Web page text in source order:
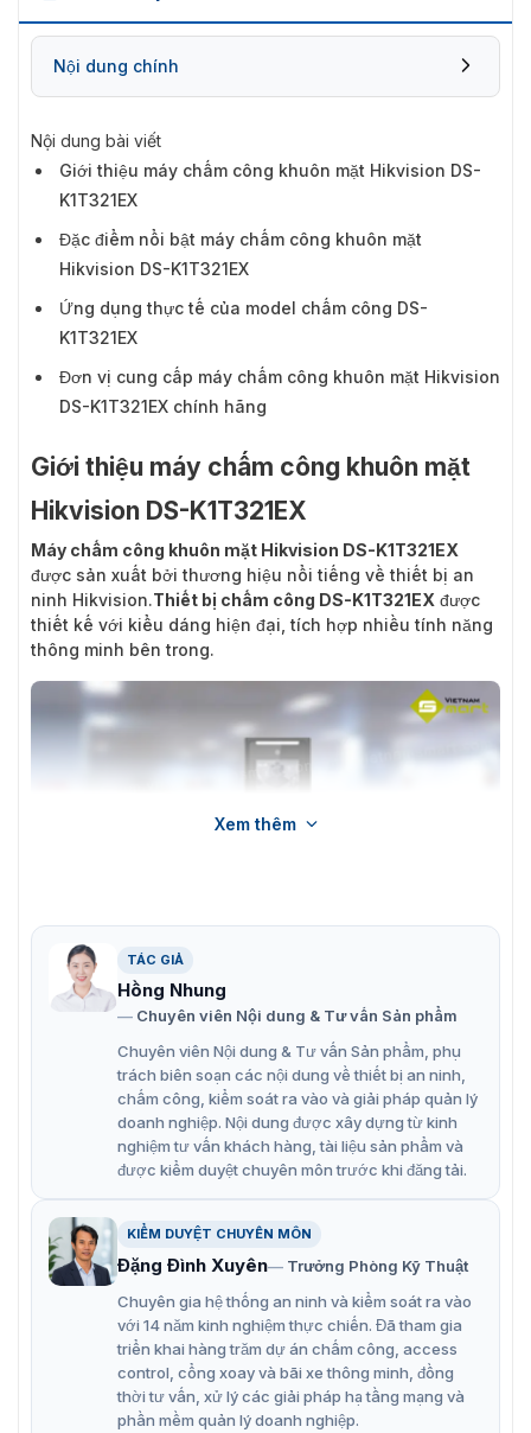
Nội dung chính
Nội dung bài viết
Giới thiệu máy chấm công khuôn mặt Hikvision DS-
K1T321EX
Đặc điểm nổi bật máy chấm công khuôn mặt
Hikvision DS-K1T321EX
Ứng dụng thực tế của model chấm công DS-
K1T321EX
Đơn vị cung cấp máy chấm công khuôn mặt Hikvision
DS-K1T321EX chính hãng
Giới thiệu máy chấm công khuôn mặt
Hikvision DS-K1T321EX
Máy chấm công khuôn mặt Hikvision DS-K1T321EX
được sản xuất bởi thương hiệu nổi tiếng về thiết bị an
ninh Hikvision.Thiết bị chấm công DS-K1T321EX được
thiết kế với kiểu dáng hiện đại, tích hợp nhiều tính năng
thông minh bên trong.
Máy chấm công khuôn mặt Hikvision DS-K1T321EX
Máy chấm công khuôn mặt DS-K1T321EX cho tốc độ xác
thực khuôn mặt cực nhanh, tỷ lệ chính xác gần như tuyệt
đối. Thiết bị còn hỗ trợ nhiều ngôn ngữ khác nhau ( có
hỗ trợ tiếng Việt) vì thế việc sử dụng rất dễ dàng, tiện
Đặc điểm nổi bật máy chấm công
khuôn mặt Hikvision DS-K1T321EX
Hikvision DS-K1T321EX là thiết bị chấm công hỗ trợ
nhiều tính năng giúp việc quản lý chấm công hiệu quả.
Người quản lý có thể theo dõi thời gian, số ca làm việc
của nhân viên một cách chính xác. Từ đó dễ dàng trong
việc tính ca làm việc. Thiết bị còn có nhiều những tính
năng ưu việt như:
Xem thêm
TÁC GIẢ
Hồng Nhung
Chuyên viên Nội dung & Tư vấn Sản phẩm
Chuyên viên Nội dung & Tư vấn Sản phẩm, phụ
trách biên soạn các nội dung về thiết bị an ninh,
chấm công, kiểm soát ra vào và giải pháp quản lý
doanh nghiệp. Nội dung được xây dựng từ kinh
nghiệm tư vấn khách hàng, tài liệu sản phẩm và
được kiểm duyệt chuyên môn trước khi đăng tải.
KIỂM DUYỆT CHUYÊN MÔN
Đặng Đình Xuyên
Trưởng Phòng Kỹ Thuật
Chuyên gia hệ thống an ninh và kiểm soát ra vào
với 14 năm kinh nghiệm thực chiến. Đã tham gia
triển khai hàng trăm dự án chấm công, access
control, cổng xoay và bãi xe thông minh, đồng
thời tư vấn, xử lý các giải pháp hạ tầng mạng và
phần mềm quản lý doanh nghiệp.